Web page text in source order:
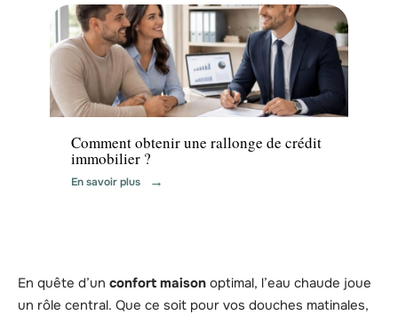
News
Comment obtenir une rallonge de crédit
immobilier ?
En savoir plus
En quête d’un confort maison optimal, l’eau chaude joue
un rôle central. Que ce soit pour vos douches matinales,